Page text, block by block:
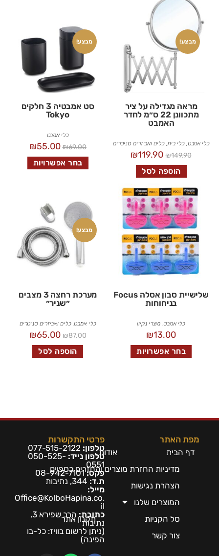
מבצע!
מראה מגדילה על ציר
מתכוונן 22 ס״מ לחדר
האמבט
כלי אמבט ,כלי בית ,כלים ואביזרים סניטרים
₪149.90
₪119.90
הוספה לסל
מבצע!
סט אמבטיה 3 חלקים
Tokyo
כלי אמבט
₪69.00
₪55.00
בחר אפשרויות
שלישיית סבון אסלה Focus
בניחוחות
כלי אמבט, מוצרי נקיון
₪13.00
בחר אפשרויות
מבצע!
מערכת רחצה 3 מצבים
״שניר״
כלי אמבט,כלים ואביזרים סניטרים
₪87.00
₪65.00
הוספה לסל
מפת האתר
דף הבית
אודות
מדיניות החזרת מוצרים והחזרים כספיים
הצהרת נגישות
המוצרים שלנו
סל הקניות
תקנון אתר
צור קשר
פרטי התקשרות
טלפון: 077-515-2122
טלפון נייד: 050-525-
0551
פקס:08-942-7101
ת.ד:
מייל:
Office@KolboHapina.co.
il
כתובת:
הרב שפירא 3,
נתיבות
(ניתן לרשום בוויז: כל-בו
הפינה)